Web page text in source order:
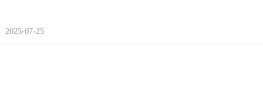
2025-07-25